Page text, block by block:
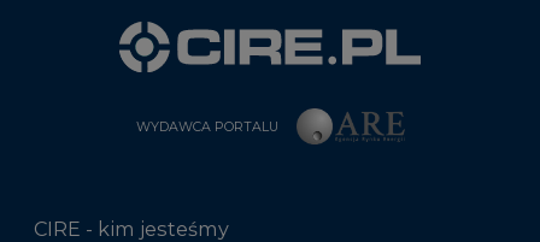
WYDAWCA PORTALU
CIRE - kim jesteśmy